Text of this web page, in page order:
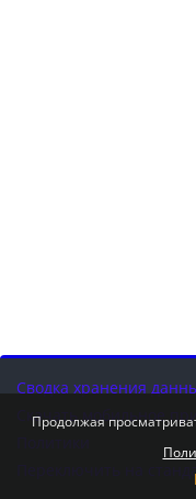
Сводка хранения
Скачать мобильное
Переключить на
Продолжая